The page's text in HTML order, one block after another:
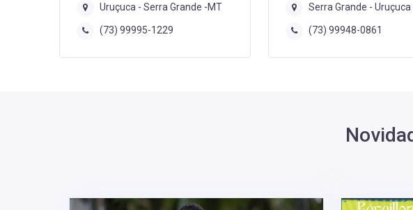
Serra Grande - Uruçuca -BA
(73) 99948-0861
Uruçuca - Serra Grande